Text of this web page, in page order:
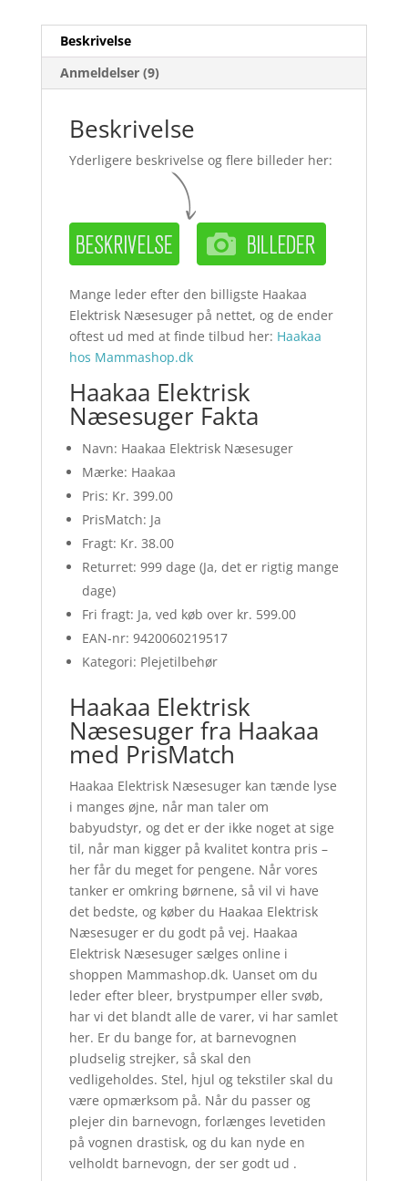
Beskrivelse
Anmeldelser (9)
Beskrivelse
Yderligere beskrivelse og flere billeder her:
Mange leder efter den billigste Haakaa
Elektrisk Næsesuger på nettet, og de ender
oftest ud med at finde tilbud her: Haakaa
hos Mammashop.dk
Haakaa Elektrisk
Næsesuger Fakta
Navn: Haakaa Elektrisk Næsesuger
Mærke: Haakaa
Pris: Kr. 399.00
PrisMatch: Ja
Fragt: Kr. 38.00
Returret: 999 dage (Ja, det er rigtig mange
dage)
Fri fragt: Ja, ved køb over kr. 599.00
EAN-nr: 9420060219517
Kategori: Plejetilbehør
Haakaa Elektrisk
Næsesuger fra Haakaa
med PrisMatch
Haakaa Elektrisk Næsesuger kan tænde lyse
i manges øjne, når man taler om
babyudstyr, og det er der ikke noget at sige
til, når man kigger på kvalitet kontra pris –
her får du meget for pengene. Når vores
tanker er omkring børnene, så vil vi have
det bedste, og køber du Haakaa Elektrisk
Næsesuger er du godt på vej. Haakaa
Elektrisk Næsesuger sælges online i
shoppen Mammashop.dk. Uanset om du
leder efter bleer, brystpumper eller svøb,
har vi det blandt alle de varer, vi har samlet
her. Er du bange for, at barnevognen
pludselig strejker, så skal den
vedligeholdes. Stel, hjul og tekstiler skal du
være opmærksom på. Når du passer og
plejer din barnevogn, forlænges levetiden
på vognen drastisk, og du kan nyde en
velholdt barnevogn, der ser godt ud .